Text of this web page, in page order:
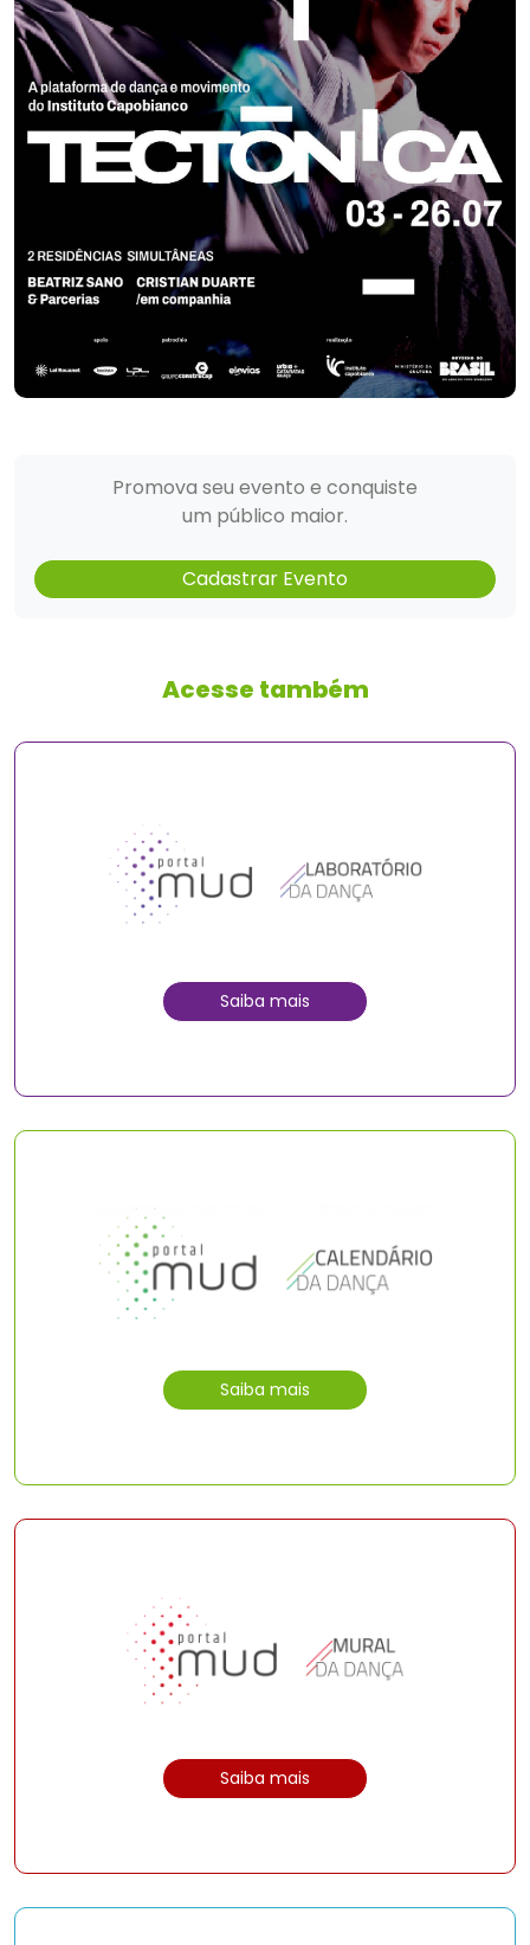
Promova seu evento e conquiste
um público maior.
Cadastrar Evento
Acesse também
Saiba mais
Saiba mais
Saiba mais